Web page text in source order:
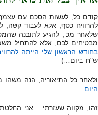
קודם כל, לעשות הסכם עם
להרוויח כסף, אלא לעבוד קשה,
שלאחר מכן, להגיע לתובנה
מבטיחים לכם, אלא להתחיל משאיפה
בחודש הראשון שלי הייתה להרוויח 359
ש"ח ביום…)
ולאחר כל התיאוריה, הנה
היום….